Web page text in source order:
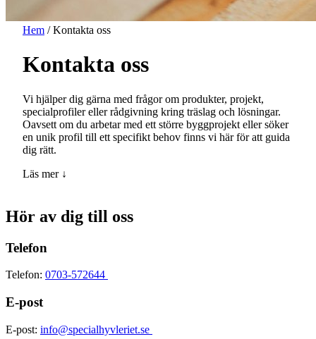
Hem /Kontakta oss
Kontakta oss
Vi hjälper dig gärna med frågor om produkter, projekt,
specialprofiler eller rådgivning kring träslag och lösningar.
Oavsett om du arbetar med ett större byggprojekt eller söker
en unik profil till ett specifikt behov finns vi här för att guida
dig rätt.
Läs mer ↓
Hör av dig till oss
Telefon
Telefon: 0703-572644
E-post
E-post: info@specialhyvleriet.se